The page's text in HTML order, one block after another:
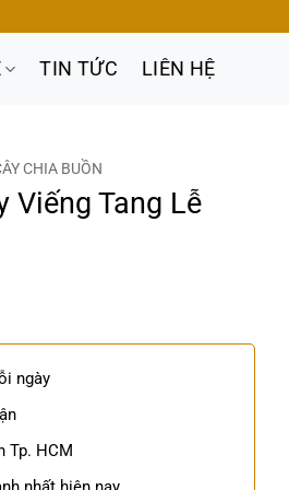
TIN TỨC LIÊN HỆ
CHIA BUỒN
Viếng Tang Lễ
ngày
Tp. HCM